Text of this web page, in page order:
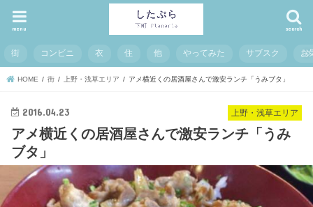
search
menu
街 コンビニ 衣 住 他 やってみた サブスク お
HOME 街 上野・浅草エリア アメ横近くの居酒屋さんで激安ランチ「うみブタ」
上野・浅草エリア
2016.04.23
アメ横近くの居酒屋さんで激安ランチ「うみ
ブタ」